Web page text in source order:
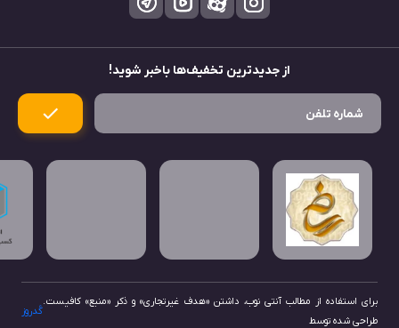
از جدید‌ترین تخفیف‌ها باخبر شوید!
برای استفاده از مطالب آنتی نوب، داشتن «هدف غیرتجاری» و ذکر «منبع» کافیست.
طراحی شده توسط
کُدروز